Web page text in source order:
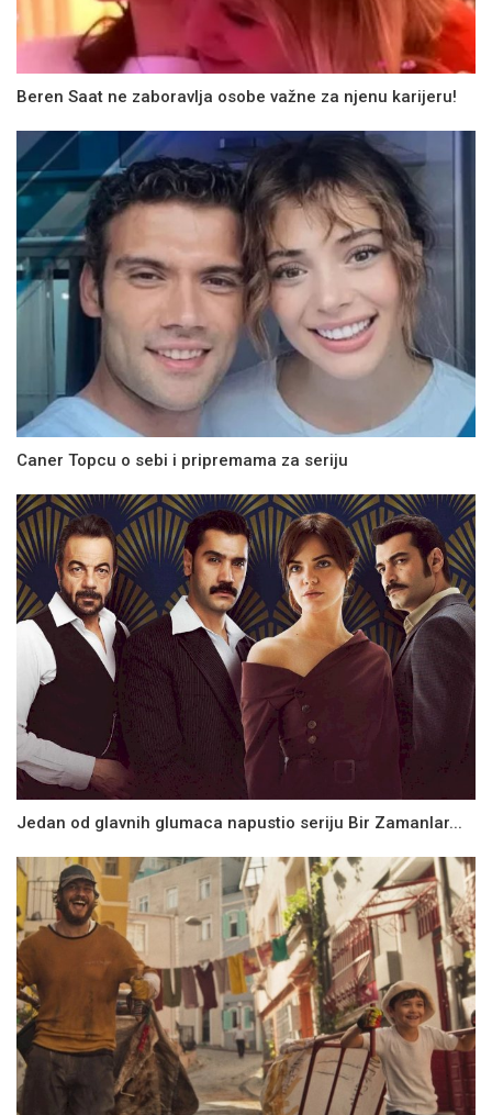
Beren Saat ne zaboravlja osobe važne za njenu karijeru!
Caner Topcu o sebi i pripremama za seriju
Jedan od glavnih glumaca napustio seriju Bir Zamanlar...